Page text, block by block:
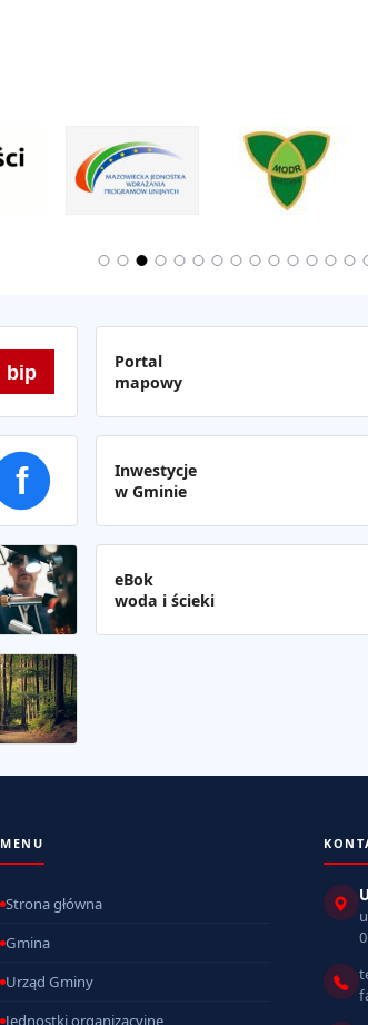
bip
Portal
mapowy
f
Inwestycje
w Gminie
eBok
woda i ścieki
MENU
Strona główna
Gmina
Urząd Gminy